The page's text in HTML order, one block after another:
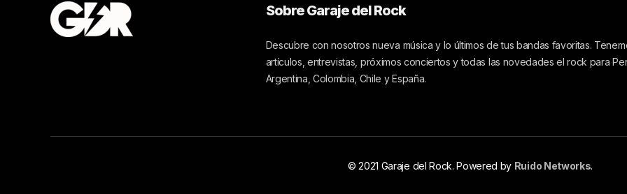
Sobre Garaje del Rock
Descubre con nosotros nueva música y lo últimos de tus bandas favoritas.
artículos, entrevistas, próximos conciertos y todas las novedades el rock para
Argentina, Colombia, Chile y España.
© 2021 Garaje del Rock. Powered by Ruido Networks.